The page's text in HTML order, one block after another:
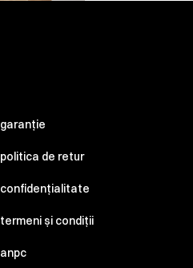
garanție
politica de retur
confidențialitate
termeni și condiții
anpc